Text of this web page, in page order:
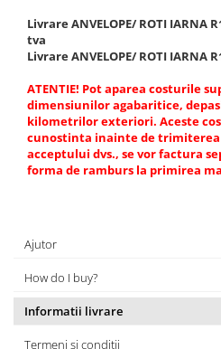
Livrare ANVELOPE/ ROTI IARNA
tva
Livrare ANVELOPE/ ROTI IARNA
ATENTIE! Pot aparea costurile
dimensiunilor agabaritice,
kilometrilor exteriori. Aceste
cunostinta inainte de
acceptului dvs., se vor factura
forma de ramburs la primirea
Ajutor
How do I buy?
Informatii livrare
Termeni si conditii